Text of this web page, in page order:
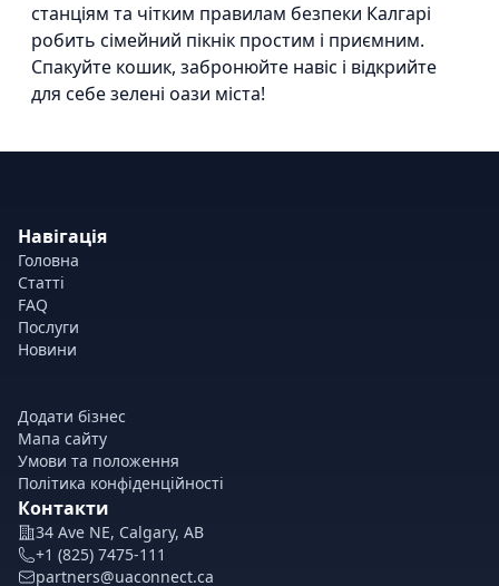
станціям та чітким правилам безпеки Калгарі
робить сімейний пікнік простим і приємним.
Спакуйте кошик, забронюйте навіс і відкрийте
для себе зелені оази міста!
Навігація
Головна
Статті
FAQ
Послуги
Новини
Додати бізнес
Мапа сайту
Умови та положення
Політика конфіденційності
Контакти
34 Ave NE, Calgary, AB
+1 (825) 7475-111
partners@uaconnect.ca